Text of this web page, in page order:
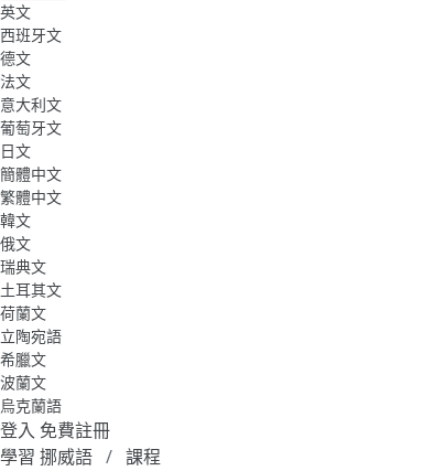
英文
西班牙文
德文
法文
意大利文
葡萄牙文
日文
簡體中文
繁體中文
韓文
俄文
瑞典文
土耳其文
荷蘭文
立陶宛語
希臘文
波蘭文
烏克蘭語
登入 免費註冊
學習 挪威語
課程